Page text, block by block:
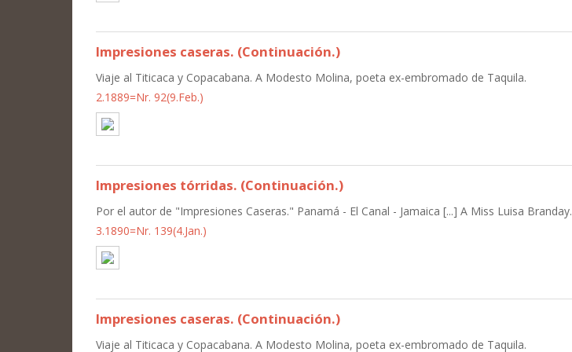
Impresiones caseras. (Continuación.)
Viaje al Titicaca y Copacabana. A Modesto Molina, poeta ex-embromado de Taquila.
2.1889=Nr. 92(9.Feb.)
Impresiones tórridas. (Continuación.)
Por el autor de "Impresiones Caseras." Panamá - El Canal - Jamaica [...] A Miss Luisa Branday.
3.1890=Nr. 139(4.Jan.)
Impresiones caseras. (Continuación.)
Viaje al Titicaca y Copacabana. A Modesto Molina, poeta ex-embromado de Taquila.